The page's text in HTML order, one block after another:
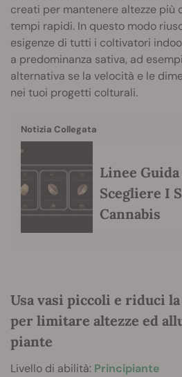
creati per mantenere altezze più
tempi rapidi. In questo modo
esigenze di tutti i coltivatori
a predominanza sativa, ad
alternativa se la velocità e le
nei tuoi progetti colturali.
Notizia Collegata
Linee
Scegliere I
Cannabis
Usa vasi piccoli e riduci
per limitare altezze ed
piante
Livello di abilità: Principiante